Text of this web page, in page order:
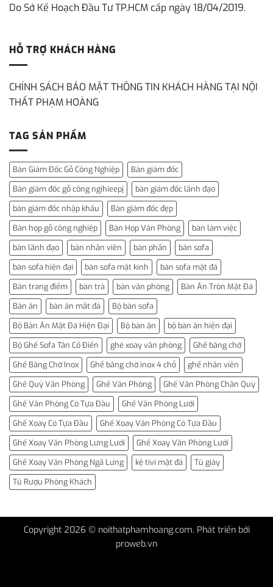
Do Sở Kế Hoạch Đầu Tư TP.HCM cấp ngày 18/04/2019.
HỖ TRỢ KHÁCH HÀNG
CHÍNH SÁCH BẢO MẬT THÔNG TIN KHÁCH HÀNG TẠI NỘI
THẤT PHẠM HOÀNG
TAG SẢN PHẨM
Bàn Giám Đốc Gỗ Công Nghiệp
Bàn giám đốc
Bàn giám đốc gỗ công ngihieepj
bàn giám đốc lãnh đạo
bàn giám đốc nhập khẩu
Bàn giám đốc đẹp
Bàn họp gỗ công nghiệp
Bàn Họp Văn Phòng
bàn làm việc
bàn lãnh đạo
bàn nhân viên bàn phấn
bàn sofa
bàn sofa hiện đại
bàn sofa mặt kính
bàn sofa mặt đá
Bàn trang điểm
bàn trà bàn văn phòng
Bàn Ăn Tròn Mặt Đá
Bàn ăn
bàn ăn mắt đá
Bộ bàn sofa
Bộ Bàn Ăn Mặt Đá Hiện Đại
Bộ bàn ăn
bộ bàn ăn hiện đại
Bộ Ghế Sofa Tân Cổ Điển
ghé xoay văn phòng
Ghế băng chờ
Ghế Băng Chờ Inox
Ghế băng chờ inox 4 chỗ
ghế nhân viên
Ghế Quỳ Văn Phòng
Ghế Văn Phòng
Ghế Văn Phòng Chân Quỳ
Ghế Văn Phòng Có Tựa Đầu
Ghế Văn Phòng Lưới
Ghế Xoay Có Tựa Đầu
Ghế Xoay Văn Phòng Có Tựa Đầu
Ghế Xoay Văn Phòng Lưng Lưới
Ghế Xoay Văn Phòng Lưới
Ghế Xoay Văn Phòng Ngã Lưng
kệ tivi mặt đá
Tủ giày
Tủ Rượu Phòng Khách
Copyright 2026 © noithatphamhoang.com. Phát triển bởi
proweb.vn